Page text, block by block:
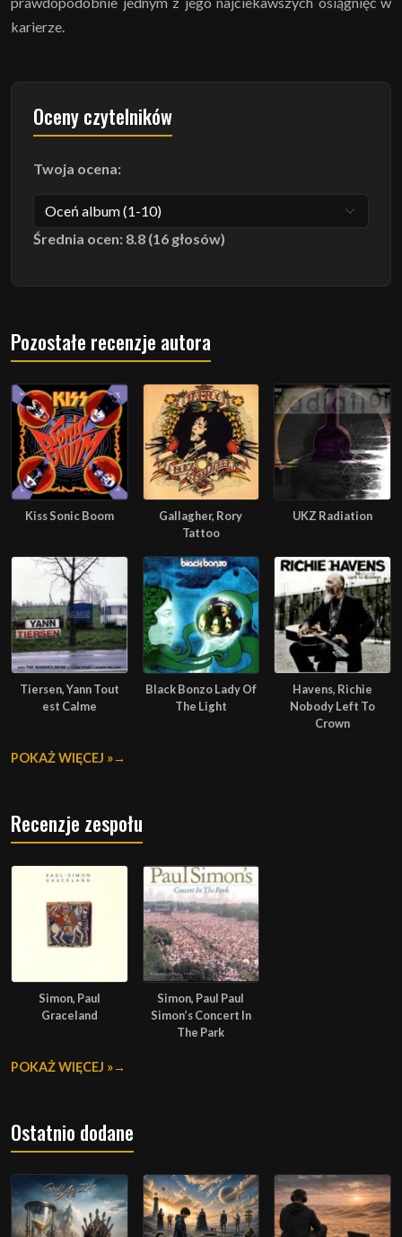
karierze.
Oceny czytelników
Twoja ocena:
Średnia ocen: 8.8 (16 głosów)
Pozostałe recenzje autora
Kiss Sonic Boom
Gallagher, Rory
Tattoo
UKZ Radiation
Tiersen, Yann Tout
est Calme
Black Bonzo Lady Of
The Light
Havens, Richie
Nobody Left To
Crown
POKAŻ WIĘCEJ »
Recenzje zespołu
Simon, Paul
Graceland
Simon, Paul Paul
Simon’s Concert In
The Park
POKAŻ WIĘCEJ »
Ostatnio dodane